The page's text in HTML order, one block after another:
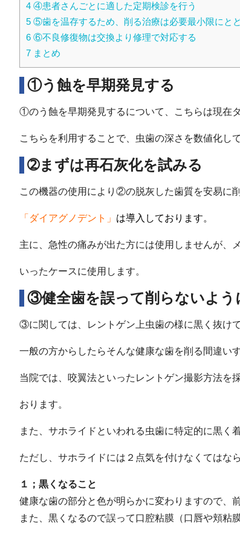
4 ④患者さんごとに適した定期検診を行う
5 ⑤歯を温存するため、削る治療は必要最小限にと
6 ⑥不良修復物は交換より修理で対応する
7 まとめ
①う蝕を早期発見する
①のう蝕を早期発見するについて、こちらは現在
こちらを利用することで、虫歯の深さを数値化し
➁まずは再石灰化を試みる
この機器の使用により②の脱灰した歯質を安易に
「ダイアグノデント」 は導入しております。
主に、急性の痛みが出た方には使用しませんが、
いったケースに使用します。
③健全歯を誤って削らないよう
③に関しては、レントゲン上虫歯の様に黒く抜け
一般の方からしたらそんな健康な歯を削る間違い
当院では、咬翼法といったレントゲン撮影方法を
おります。
また、サホライドといわれる虫歯に特定的に黒
ただし、サホライドには２点気を付けなくてはな
１；黒くなること
健康な歯の部分と色が明らかに変わりますので、
また、黒くなるので誤って口腔粘膜（口唇や頬粘